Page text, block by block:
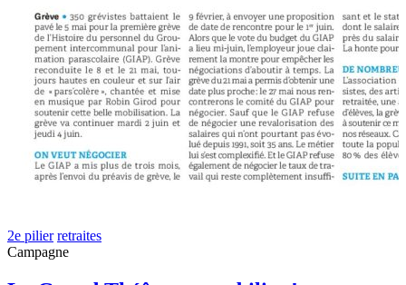
2e pilier retraites
Campagne